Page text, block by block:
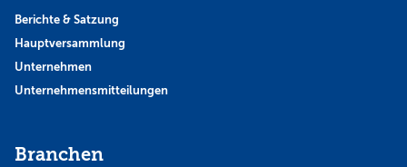
Berichte & Satzung
Hauptversammlung
Unternehmen
Unternehmensmitteilungen
Branchen